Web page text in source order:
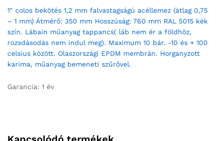
1″ colos bekötés 1,2 mm falvastagságú acéllemez (átlag 0,75
– 1 mm) Átmérő: 350 mm Hosszúság: 760 mm RAL 5015 kék
szín. Lábain műanyag tappancs( láb nem ér a földhöz,
rozsdásodás nem indul meg). Maximum 10 bár. -10 és + 100
celsius között. Olaszországi EPDM membrán. Horganyzott
karima, műanyag bemeneti szűrővel.
Garancia: 1 év